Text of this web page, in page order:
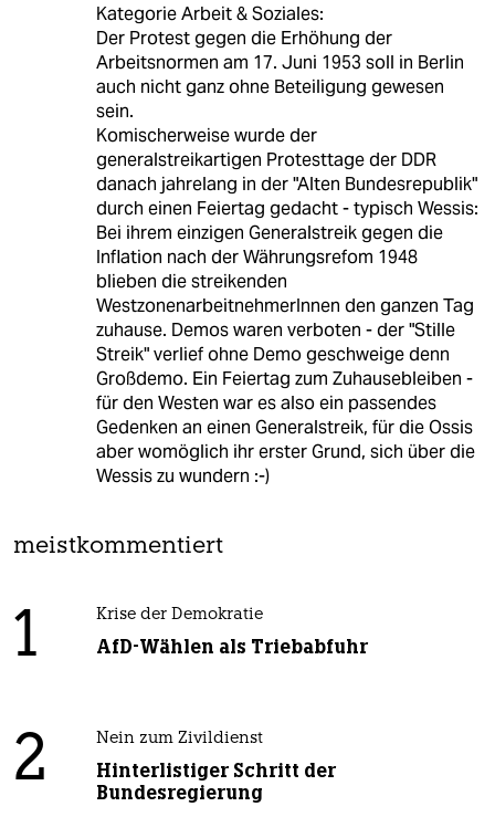
Kategorie Arbeit & Soziales:
Der Protest gegen die Erhöhung der
Arbeitsnormen am 17. Juni 1953 soll in Berlin
auch nicht ganz ohne Beteiligung gewesen
sein.
Komischerweise wurde der
generalstreikartigen Protesttage der DDR
danach jahrelang in der "Alten Bundesrepublik"
durch einen Feiertag gedacht - typisch Wessis:
Bei ihrem einzigen Generalstreik gegen die
Inflation nach der Währungsrefom 1948
blieben die streikenden
WestzonenarbeitnehmerInnen den ganzen Tag
zuhause. Demos waren verboten - der "Stille
Streik" verlief ohne Demo geschweige denn
Großdemo. Ein Feiertag zum Zuhausebleiben -
für den Westen war es also ein passendes
Gedenken an einen Generalstreik, für die Ossis
aber womöglich ihr erster Grund, sich über die
Wessis zu wundern :-)
meistkommentiert
1 Krise der Demokratie
AfD-Wählen als Triebabfuhr
2 Nein zum Zivildienst
Hinterlistiger Schritt der
Bundesregierung